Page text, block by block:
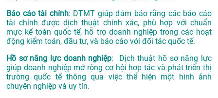
Báo cáo tài chính: DTMT giúp đảm bảo rằng các báo cáo
tài chính được dịch thuật chính xác, phù hợp với chuẩn
mực kế toán quốc tế, hỗ trợ doanh nghiệp trong các hoạt
động kiểm toán, đầu tư, và báo cáo với đối tác quốc tế.
Hồ sơ năng lực doanh nghiệp: Dịch thuật hồ sơ năng lực
giúp doanh nghiệp mở rộng cơ hội hợp tác và phát triển thị
trường quốc tế thông qua việc thể hiện một hình ảnh
chuyên nghiệp và uy tín.